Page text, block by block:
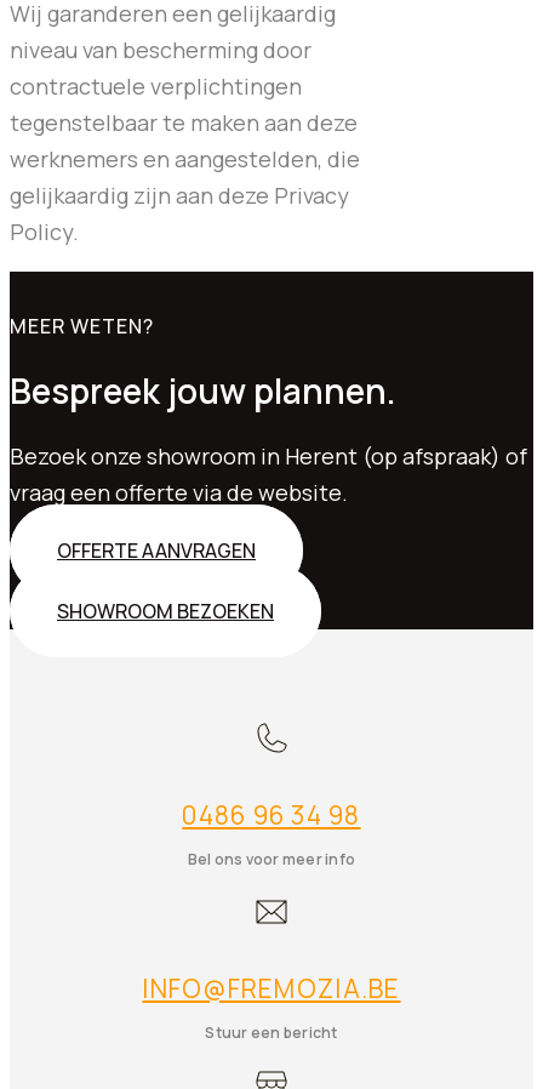
Wij garanderen een gelijkaardig
niveau van bescherming door
contractuele verplichtingen
tegenstelbaar te maken aan deze
werknemers en aangestelden, die
gelijkaardig zijn aan deze Privacy
Policy.
MEER WETEN?
Bespreek jouw plannen.
Bezoek onze showroom in Herent (op afspraak) of
vraag een offerte via de website.
OFFERTE AANVRAGEN
SHOWROOM BEZOEKEN
0486 96 34 98
Bel ons voor meer info
INFO@FREMOZIA.BE
Stuur een bericht